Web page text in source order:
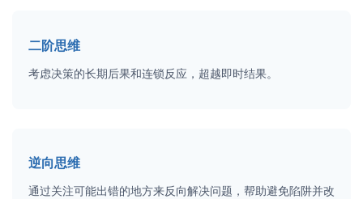
二阶思维
考虑决策的长期后果和连锁反应，超越即时结果。
逆向思维
通过关注可能出错的地方来反向解决问题，帮助避免陷阱并改